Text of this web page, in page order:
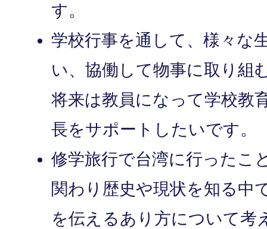
す。
学校行事を通して、様々な
い、協働して物事に取り組
将来は教員になって学校教
長をサポートしたいです。
修学旅行で台湾に行ったこ
関わり歴史や現状を知る中
を伝えるあり方について考